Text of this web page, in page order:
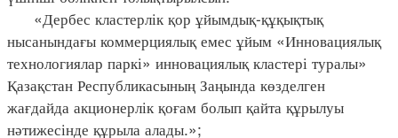
«Дербес кластерлік қор ұйымдық-құқықтық
нысанындағы коммерциялық емес ұйым «Инновациялық
технологиялар паркі» инновациялық кластері туралы»
Қазақстан Республикасының Заңында көзделген
жағдайда акционерлік қоғам болып қайта құрылуы
нәтижесінде құрыла алады.»;